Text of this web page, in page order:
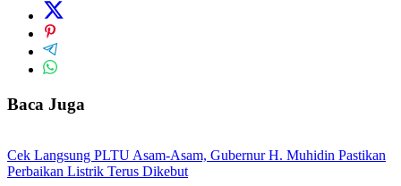
Baca Juga
Cek Langsung PLTU Asam-Asam, Gubernur H. Muhidin Pastikan
Perbaikan Listrik Terus Dikebut